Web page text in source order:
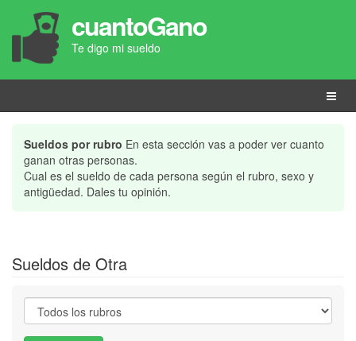
cuantoGano
Te digo mi sueldo
Menú
Sueldos por rubro En esta sección vas a poder ver cuanto
ganan otras personas.
Cual es el sueldo de cada persona según el rubro, sexo y
antigüedad. Dales tu opinión.
Sueldos de Otra